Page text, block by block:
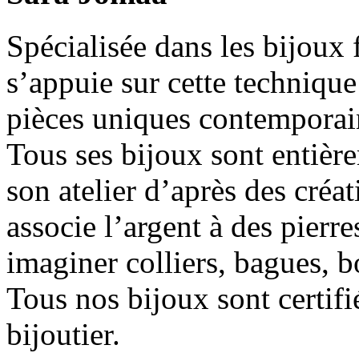
Spécialisée dans les bijoux
s’appuie sur cette
pièces uniques
Tous ses bijoux sont
son atelier d’après des
associe l’argent à des
imaginer colliers, bagues,
Tous nos bijoux sont
bijoutier.